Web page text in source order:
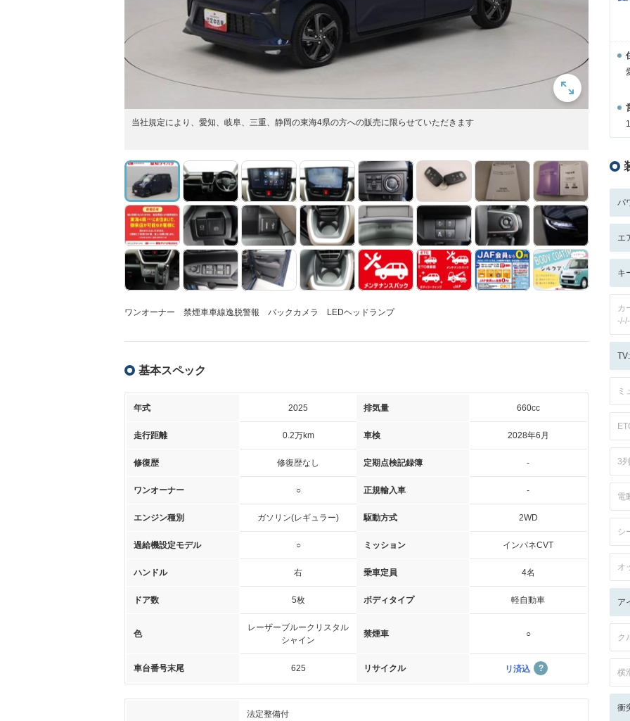
当社規定により、愛知、岐阜、三重、静岡の東海4県の方への販売に限らせていただきます
ワンオーナー 禁煙車車線逸脱警報 バックカメラ LEDヘッドランプ
基本スペック
年式 2025 排気量 660cc
走行距離 0.2万km 車検 2028年6月
修復歴 修復歴なし 定期点検記録簿 -
ワンオーナー ○ 正規輸入車 -
エンジン種別 ガソリン(レギュラー) 駆動方式 2WD
過給機設定モデル ○ ミッション インパネCVT
ハンドル 右 乗車定員 4名
ドア数 5枚 ボディタイプ 軽自動車
色
レーザーブルークリスタル
シャイン
禁煙車 ○
車台番号末尾 625 リサイクル リ済込
法定整備付
パ
エ
キ
カ
ミ
3
電
シ
オ
ア
ク
横
衝